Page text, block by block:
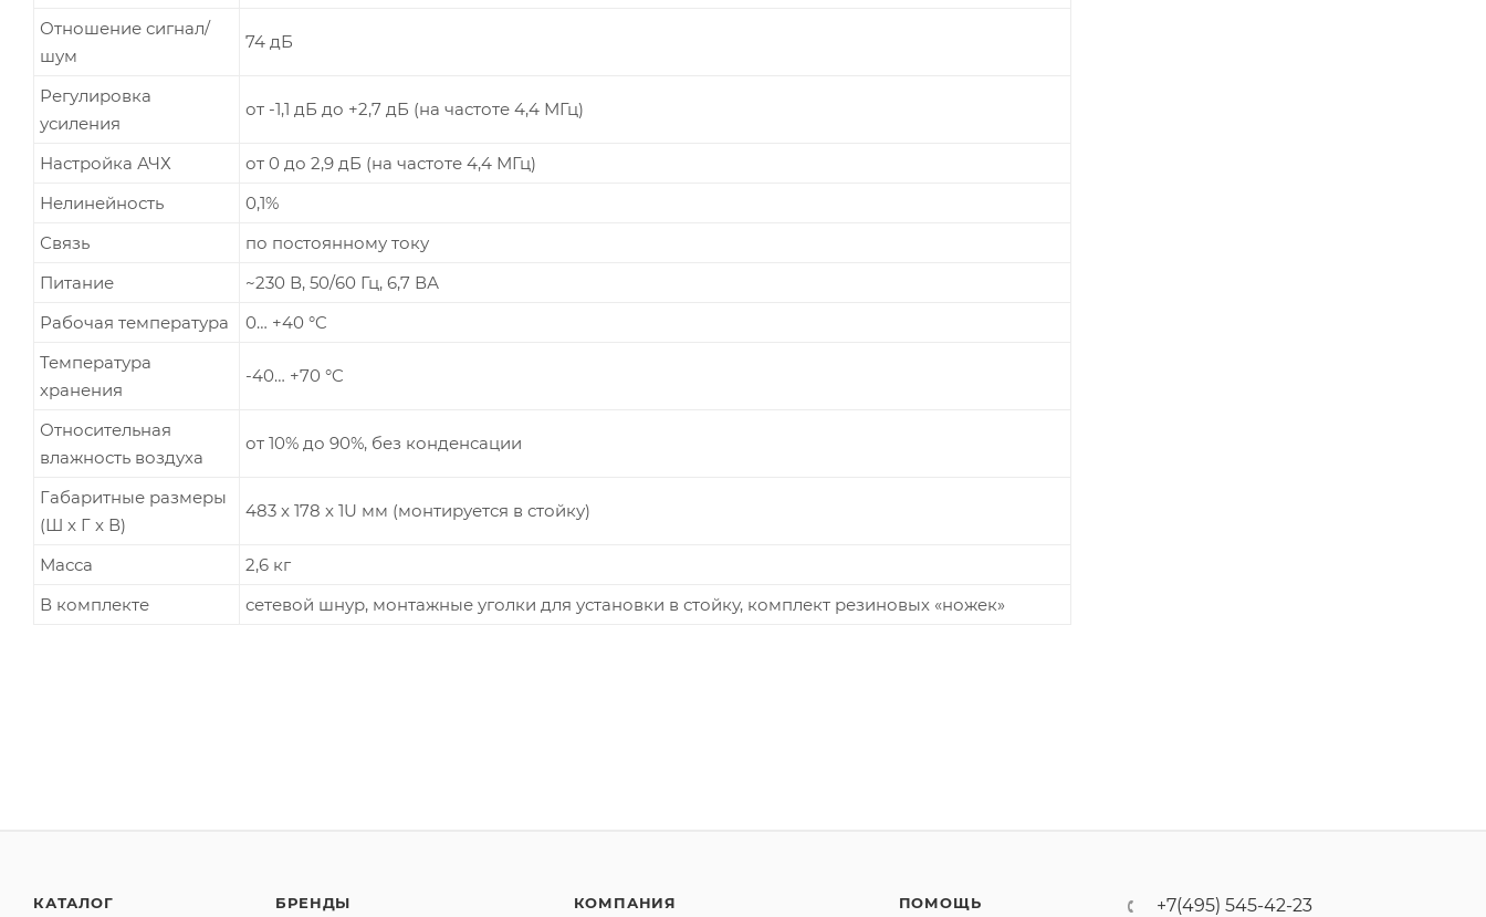
Отношение сигнал/
шум
74 дБ
Регулировка
усиления
от -1,1 дБ до +2,7 дБ (на частоте 4,4 МГц)
Настройка АЧХ
от 0 до 2,9 дБ (на частоте 4,4 МГц)
Нелинейность
0,1%
Связь
по постоянному току
Питание
~230 В, 50/60 Гц, 6,7 ВА
Рабочая температура
0… +40 °C
Температура
хранения
-40… +70 °C
Относительная
влажность воздуха
от 10% до 90%, без конденсации
Габаритные размеры
(Ш x Г x В)
483 x 178 x 1U мм (монтируется в стойку)
Масса
2,6 кг
В комплекте
сетевой шнур, монтажные уголки для установки в стойку, комплект резиновых «ножек»
КАТАЛОГ БРЕНДЫ КОМПАНИЯ ПОМОЩЬ +7(495) 545-42-23